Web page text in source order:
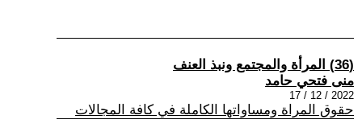
(36) المرأة والمجتمع ونبذ العنف
منى فتحي حامد
2022 / 12 / 17
حقوق المراة ومساواتها الكاملة في كافة المجالات